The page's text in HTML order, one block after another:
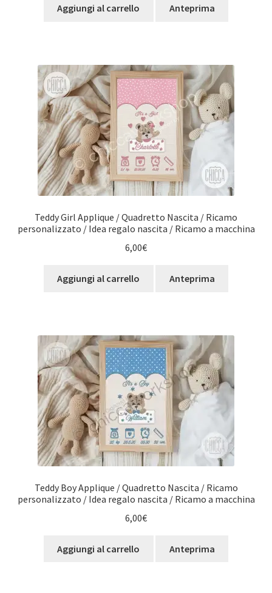
Aggiungi al carrello Anteprima
Teddy Girl Applique / Quadretto Nascita / Ricamo
personalizzato / Idea regalo nascita / Ricamo a macchina
6,00€
Aggiungi al carrello Anteprima
Teddy Boy Applique / Quadretto Nascita / Ricamo
personalizzato / Idea regalo nascita / Ricamo a macchina
6,00€
Aggiungi al carrello Anteprima